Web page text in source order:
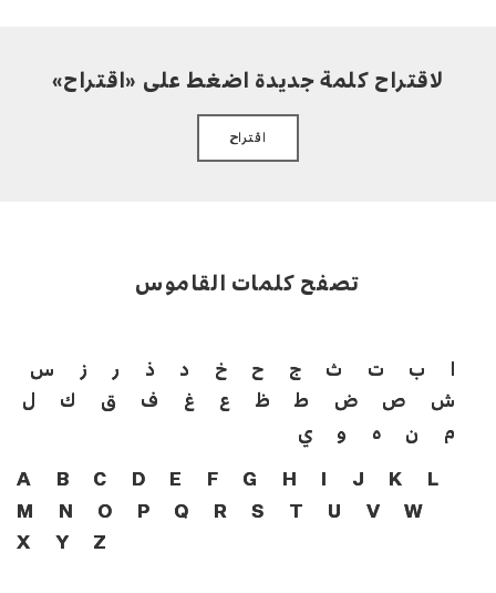
لاقتراح كلمة جديدة اضغط على «اقتراح»
اقتراح
تصفح كلمات القاموس
A B C D E F G H J K
L
M
N O P Q R S T U V
W
X
Y Z
ا ب ت ث ج ح خ د ذ ر ز
س
ش
ص ض ط ظ ع غ ف ق ك
ل
م
ن ه و ي